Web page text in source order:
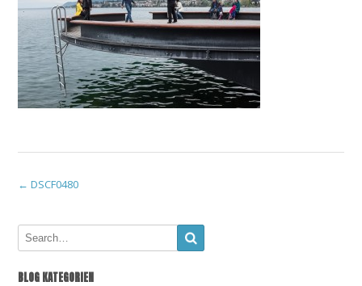
Post
navigation
← DSCF0480
BLOG KATEGORIEN